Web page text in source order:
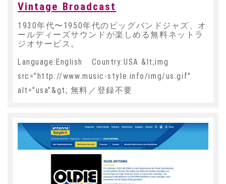
Vintage Broadcast
1930年代〜1950年代のビッグバンドジャズ、オ
ールディーズサウンドが楽しめる無料ネットラ
ジオサービス。
Language:English Country:USA &lt;img
src="http://www.music-style.info/img/us.gif"
alt="usa"&gt; 無料／登録不要